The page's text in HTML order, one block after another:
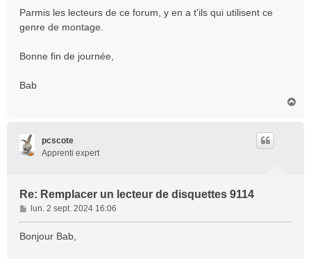
Parmis les lecteurs de ce forum, y en a t'ils qui utilisent ce
genre de montage.
Bonne fin de journée,
Bab
pcscote
Apprenti expert
Re: Remplacer un lecteur de disquettes 9114
M
e
s
lun. 2 sept. 2024 16:06
Bonjour Bab,